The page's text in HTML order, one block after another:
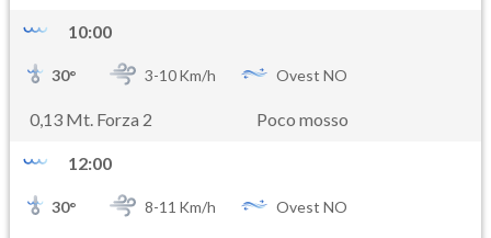
10:00
30° 3-10Km/h Ovest NO
0,13 Mt. Forza 2 Poco mosso
12:00
30° 8-11 Km/h Ovest NO